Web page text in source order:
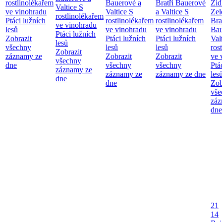
rostlinolékařem
ve vinohradu
Ptáci lužních
lesů
Zobrazit
všechny
záznamy ze
dne
Valtice S
rostlinolékařem
ve vinohradu
Ptáci lužních
lesů
Zobrazit
všechny
záznamy ze
dne
Bauerové a
Valtice S
rostlinolékařem
ve vinohradu
Ptáci lužních
lesů
Zobrazit
všechny
záznamy ze
dne
Bratři Bauerové
a Valtice S
rostlinolékařem
ve vinohradu
Ptáci lužních
lesů
Zobrazit
všechny
záznamy ze dne
ve
dne
21
14